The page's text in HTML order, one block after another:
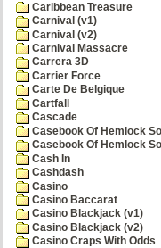
Caribbean Treasure
Carnival (v1)
Carnival (v2)
Carnival Massacre
Carrera 3D
Carrier Force
Carte De Belgique
Cartfall
Cascade
Casebook Of Hemlock
Casebook Of Hemlock
Cash In
Cashdash
Casino
Casino Baccarat
Casino Blackjack (v1)
Casino Blackjack (v2)
Casino Craps With Odds